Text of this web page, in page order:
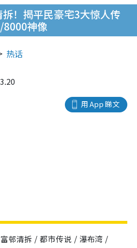
！揭平民豪宅3大惊人传
8000神像
热话
用 App 睇文
富邨清拆 / 都市传说 / 瀑布湾 /